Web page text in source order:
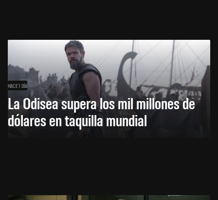
HACE 1 DÍA
La Odisea supera los mil millones de
dólares en taquilla mundial